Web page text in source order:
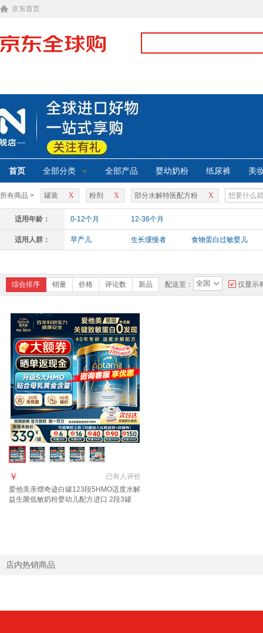
京东首页
首页 全部分类 全部产品 婴幼奶粉 纸尿裤 美
所有商品 > X
罐装 X
粉剂 X
部分水解特医配方粉
适用年龄： 0-12个月 12-36个月
适用人群： 早产儿 生长缓慢者 食物蛋白过敏婴儿
综合排序 销量 价格 评论数 新品 配送至： 全国 仅显示
已有人评价
￥
爱他美亲熠奇迹白罐123段5HMO适度水解
益生菌低敏奶粉婴幼儿配方进口 2段3罐
店内热销商品